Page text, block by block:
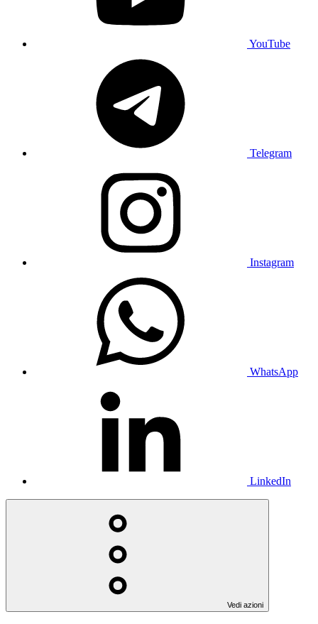
YouTube
Telegram
Instagram
WhatsApp
LinkedIn
Vedi azioni